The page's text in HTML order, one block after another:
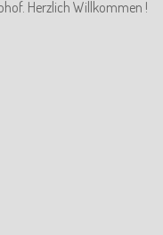
Herzlich Willkommen !